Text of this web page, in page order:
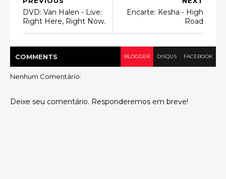
Encarte: Kesha - High
Road
DVD: Van Halen - Live:
Right Here, Right Now.
COMMENTS BLOGGER DISQUS FACEBOOK
Nenhum Comentário:
Deixe seu comentário. Responderemos em breve!